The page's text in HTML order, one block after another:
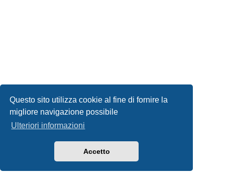
Questo sito utilizza cookie al fine di fornire la
migliore navigazione possibile
Ulteriori informazioni
Accetto